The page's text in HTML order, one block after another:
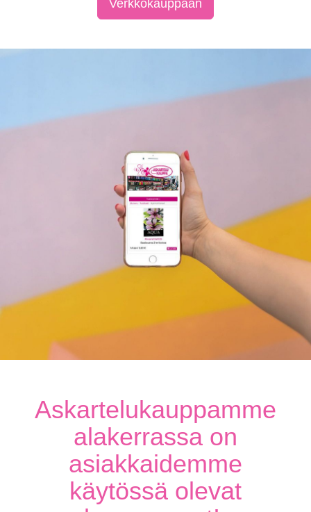
Verkkokauppaan
Askartelukauppamme
alakerrassa on
asiakkaidemme
käytössä olevat